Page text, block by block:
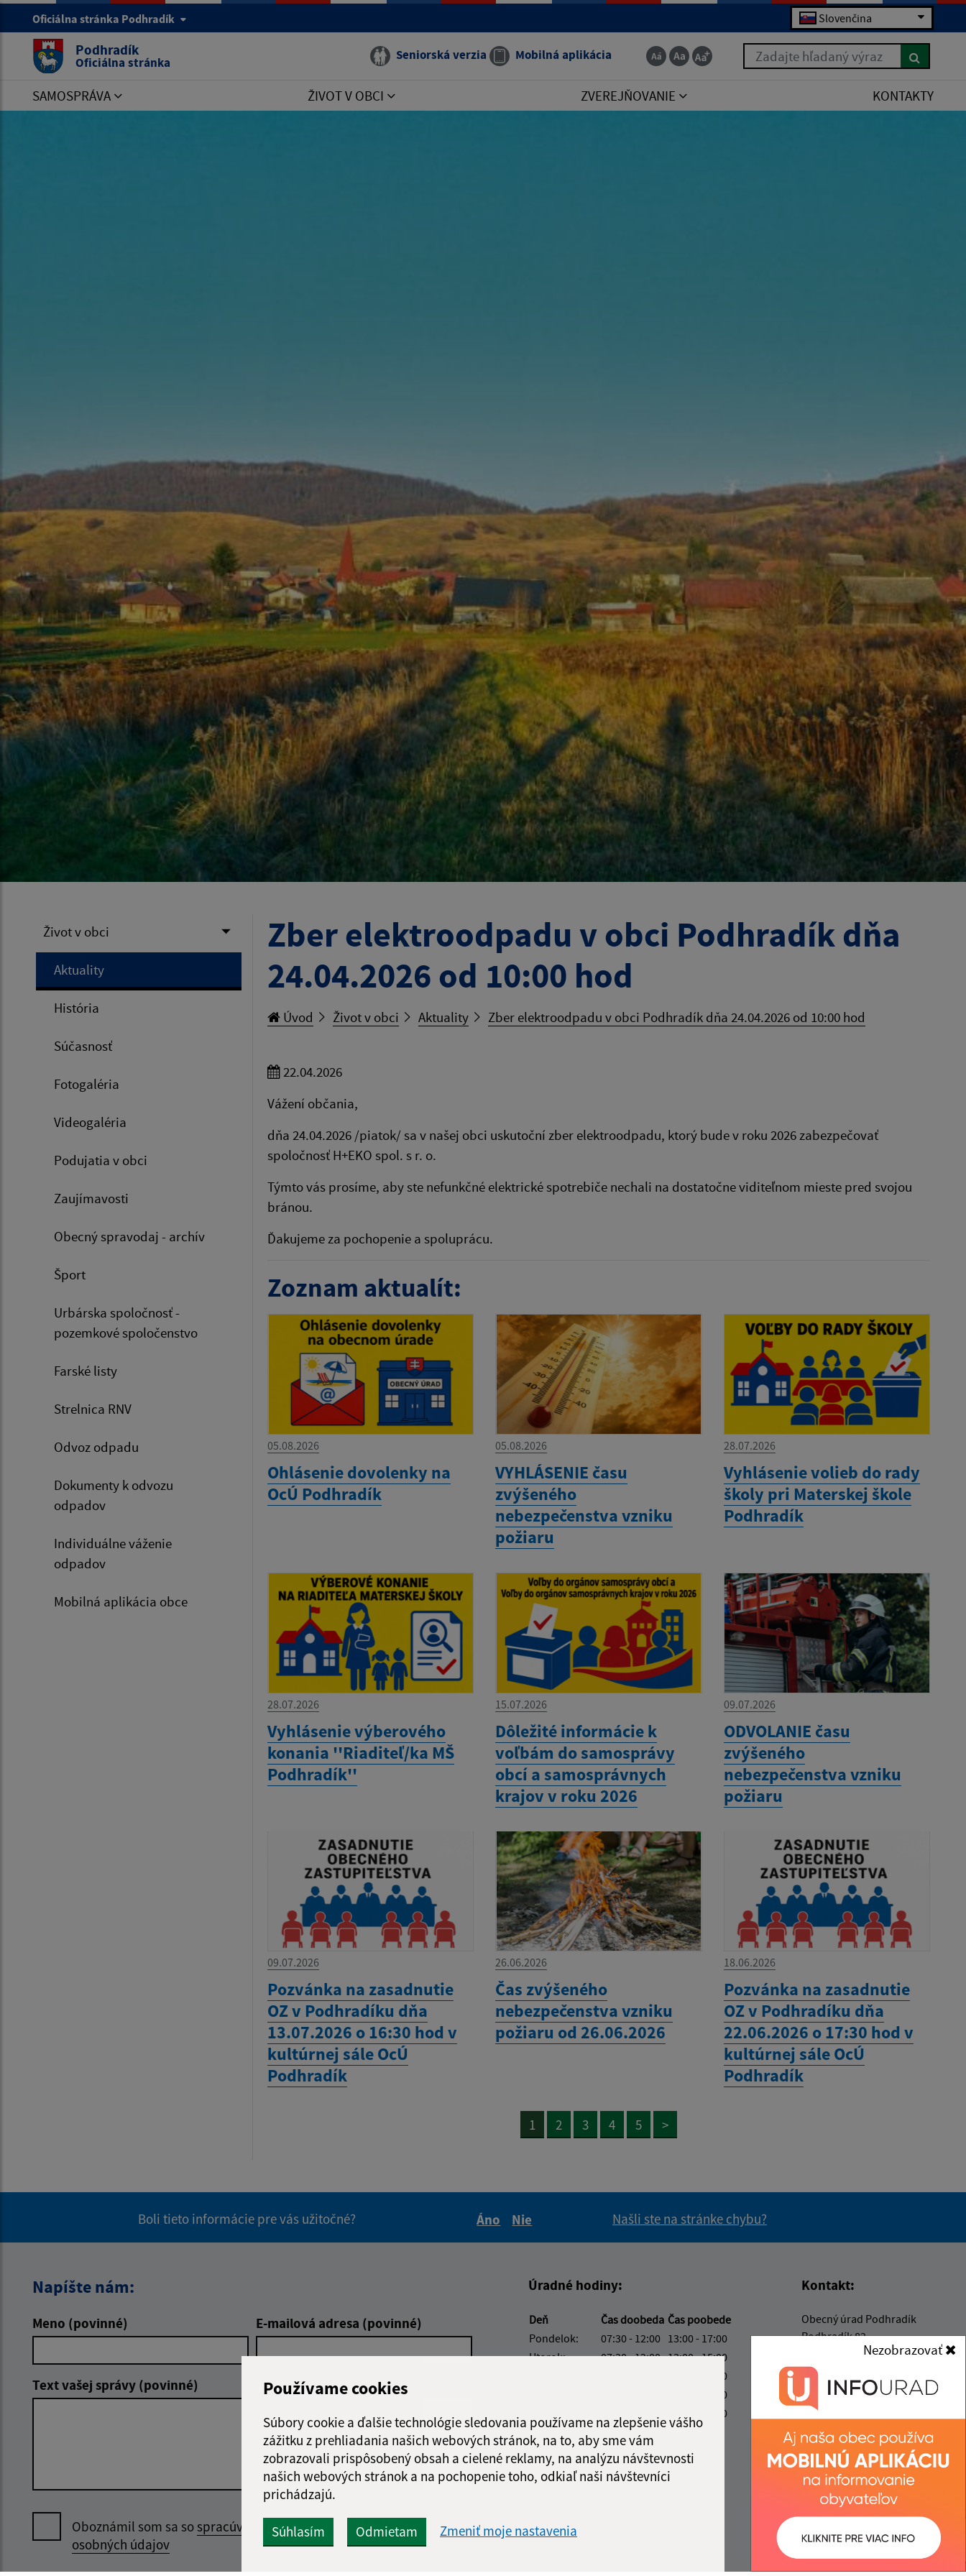
Používame cookies
Súbory cookie a ďalšie technológie sledovania používame na zlepšenie vášho
zážitku z prehliadania našich webových stránok, na to, aby sme vám
zobrazovali prispôsobený obsah a cielené reklamy, na analýzu návštevnosti
našich webových stránok a na pochopenie toho, odkiaľ naši návštevníci
prichádzajú.
Súhlasím Odmietam Zmeniť moje nastavenia
Nezobrazovať
Oficiálna stránka Podhradík Slovenčina
Podhradík
Oficiálna stránka Seniorská verzia Mobilná aplikácia Zadajte hľadaný výraz
SAMOSPRÁVA ŽIVOT V OBCI ZVEREJŇOVANIE KONTAKTY
Život v obci
Aktuality
História
Súčasnosť
Fotogaléria
Videogaléria
Podujatia v obci
Zaujímavosti
Obecný spravodaj - archív
Šport
Urbárska spoločnosť -
pozemkové spoločenstvo
Farské listy
Strelnica RNV
Odvoz odpadu
Dokumenty k odvozu
odpadov
Individuálne váženie
odpadov
Mobilná aplikácia obce
Zber elektroodpadu v obci Podhradík dňa
24.04.2026 od 10:00 hod
Úvod Život v obci Aktuality Zber elektroodpadu v obci Podhradík dňa 24.04.2026 od 10:00 hod
22.04.2026
Vážení občania,
dňa 24.04.2026 /piatok/ sa v našej obci uskutoční zber elektroodpadu, ktorý bude v roku 2026 zabezpečovať
spoločnosť H+EKO spol. s r. o.
Týmto vás prosíme, aby ste nefunkčné elektrické spotrebiče nechali na dostatočne viditeľnom mieste pred svojou
bránou.
Ďakujeme za pochopenie a spoluprácu.
Zoznam aktualít:
05.08.2026
Ohlásenie dovolenky na
OcÚ Podhradík
05.08.2026
VYHLÁSENIE času
zvýšeného
nebezpečenstva vzniku
požiaru
28.07.2026
Vyhlásenie volieb do rady
školy pri Materskej škole
Podhradík
28.07.2026
Vyhlásenie výberového
konania ''Riaditeľ/ka MŠ
Podhradík''
15.07.2026
Dôležité informácie k
voľbám do samosprávy
obcí a samosprávnych
krajov v roku 2026
09.07.2026
ODVOLANIE času
zvýšeného
nebezpečenstva vzniku
požiaru
09.07.2026
Pozvánka na zasadnutie
OZ v Podhradíku dňa
13.07.2026 o 16:30 hod v
kultúrnej sále OcÚ
Podhradík
26.06.2026
Čas zvýšeného
nebezpečenstva vzniku
požiaru od 26.06.2026
18.06.2026
Pozvánka na zasadnutie
OZ v Podhradíku dňa
22.06.2026 o 17:30 hod v
kultúrnej sále OcÚ
Podhradík
1 2 3 4 5 >
Boli tieto informácie pre vás užitočné?
Áno
Nie
Našli ste na stránke chybu?
Napíšte nám:
Meno (povinné) E-mailová adresa (povinné)
Text vašej správy (povinné)
Oboznámil som sa sospracúvaním
osobných údajov
Google reCaptcha Response
Odoslať správu
Úradné hodiny:
Deň Čas doobeda Čas poobede
Pondelok:
07:30 - 12:00 13:00 - 17:00
Utorok:
07:30 - 12:00 13:00 - 15:00
13:00 - 17:00
13:00 - 15:00
13:00 - 14:00
Obedňajšia prestávka:
Kontakt:
Obecný úrad Podhradík
Podhradík 82
080 06 Prešov
info@podhradik.sk
+421 51 7765 808
IČO: 00327620